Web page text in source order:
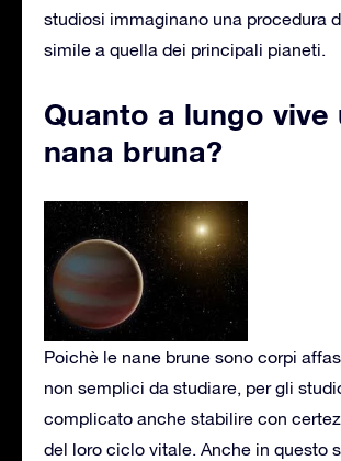
studiosi immaginano una procedura
simile a quella dei principali pianeti.
Quanto a lungo vive
nana bruna?
Poichè le nane brune sono corpi
non semplici da studiare, per gli
complicato anche stabilire con
del loro ciclo vitale. Anche in questo